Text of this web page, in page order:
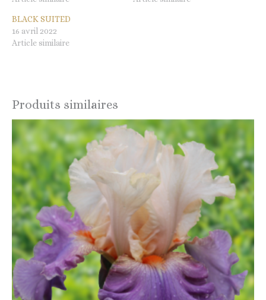
BLACK SUITED
16 avril 2022
Article similaire
Produits similaires